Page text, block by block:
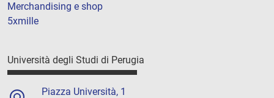
Merchandising e shop
5xmille
Università degli Studi di Perugia
Piazza Università, 1